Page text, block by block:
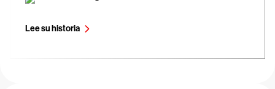
Lee su historia